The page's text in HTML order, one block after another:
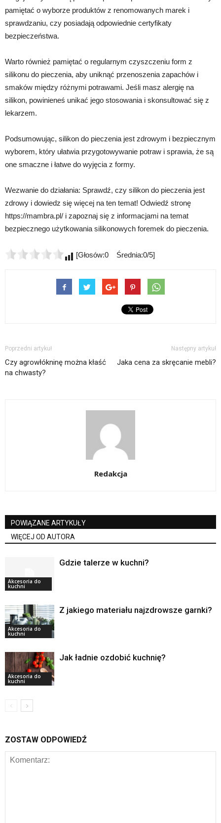
pamiętać o wyborze produktów z renomowanych marek i
sprawdzaniu, czy posiadają odpowiednie certyfikaty
bezpieczeństwa.
Warto również pamiętać o regularnym czyszczeniu form z
silikonu do pieczenia, aby uniknąć przenoszenia zapachów i
smaków między różnymi potrawami. Jeśli masz alergię na
silikon, powinieneś unikać jego stosowania i skonsultować się z
lekarzem.
Podsumowując, silikon do pieczenia jest zdrowym i bezpiecznym
wyborem, który ułatwia przygotowywanie potraw i sprawia, że są
one smaczne i łatwe do wyjęcia z formy.
Wezwanie do działania: Sprawdź, czy silikon do pieczenia jest
zdrowy i dowiedz się więcej na ten temat! Odwiedź stronę
https://mambra.pl/ i zapoznaj się z informacjami na temat
bezpiecznego użytkowania silikonowych foremek do pieczenia.
[Głosów:0 Średnia:0/5]
Poprzedni artykuł
Czy agrowłókninę można kłaść
na chwasty?
Następny artykuł
Jaka cena za skręcanie mebli?
Redakcja
POWIĄZANE ARTYKUŁY
WIĘCEJ OD AUTORA
Akcesoria do
kuchni
Gdzie talerze w kuchni?
Akcesoria do
kuchni
Z jakiego materiału najzdrowsze garnki?
Akcesoria do
kuchni
Jak ładnie ozdobić kuchnię?
ZOSTAW ODPOWIEDŹ